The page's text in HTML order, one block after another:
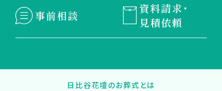
事前相談
資料請求・
見積依頼
日比谷花壇のお葬式とは